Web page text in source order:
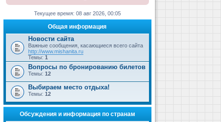
Текущее время: 08 авг 2026, 00:05
Общая информация
Новости сайта
Важные сообщения, касающиеся всего сайта
http://www.mishanita.ru
Темы: 1
Вопросы по бронированию билетов
Темы: 12
Выбираем место отдыха!
Темы: 12
Обсуждения и информация по странам